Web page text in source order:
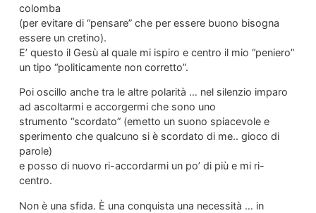
colomba
(per evitare di “pensare” che per essere buono bisogna
essere un cretino).
E’ questo il Gesù al quale mi ispiro e centro il mio “peniero”
un tipo “politicamente non corretto”.
Poi oscillo anche tra le altre polarità … nel silenzio imparo
ad ascoltarmi e accorgermi che sono uno
strumento “scordato” (emetto un suono spiacevole e
sperimento che qualcuno si è scordato di me.. gioco di
parole)
e posso di nuovo ri-accordarmi un po’ di più e mi ri-
centro.
Non è una sfida. È una conquista una necessità … in